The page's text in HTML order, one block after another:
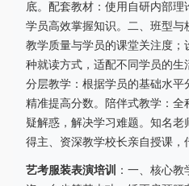
底。配套教材：使用自研内部
学员高效掌握知识。二、班型
教学质量与学员的课堂关注度；
种就读方式，适配不同学员的
分层教学：根据学员的基础水平
精准提高分数。陪伴式教学：
疑解惑，解决学习难题。知名
得主、资深教学校长亲自授课，
艺考服装表演培训
：一、核心